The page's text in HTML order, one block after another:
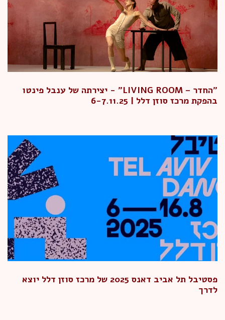
"החדר – LIVING ROOM" - יצירתה של ענבל פינטו
בהפקת מרכז סוזן דלל | 6-7.11.25
פסטיבל תל אביב דאנס 2025 של מרכז סוזן דלל יוצא
לדרך